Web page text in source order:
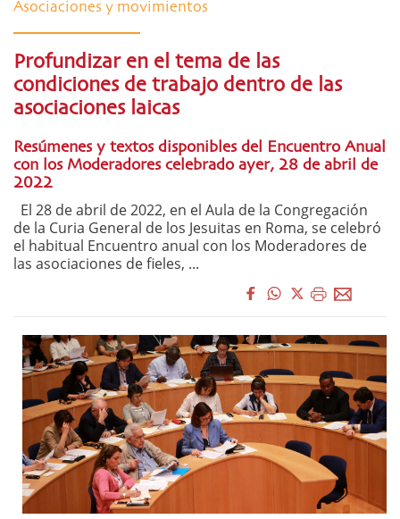
Asociaciones y movimientos
Profundizar en el tema de las
condiciones de trabajo dentro de las
asociaciones laicas
Resúmenes y textos disponibles del Encuentro Anual
con los Moderadores celebrado ayer, 28 de abril de
2022
El 28 de abril de 2022, en el Aula de la Congregación
de la Curia General de los Jesuitas en Roma, se celebró
el habitual Encuentro anual con los Moderadores de
las asociaciones de fieles, ...